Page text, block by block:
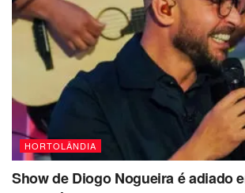
HORTOLÂNDIA
Show de Diogo Nogueira é adiado